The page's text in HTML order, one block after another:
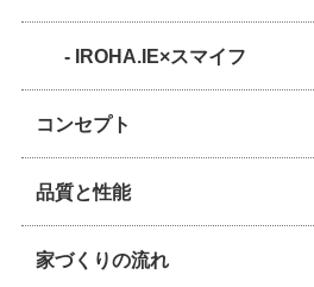
- IROHA.IE×スマイフ
コンセプト
品質と性能
家づくりの流れ